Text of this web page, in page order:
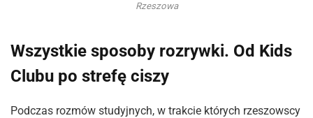
Rzeszowa
Wszystkie sposoby rozrywki. Od Kids
Clubu po strefę ciszy
Podczas rozmów studyjnych, w trakcie których rzeszowscy